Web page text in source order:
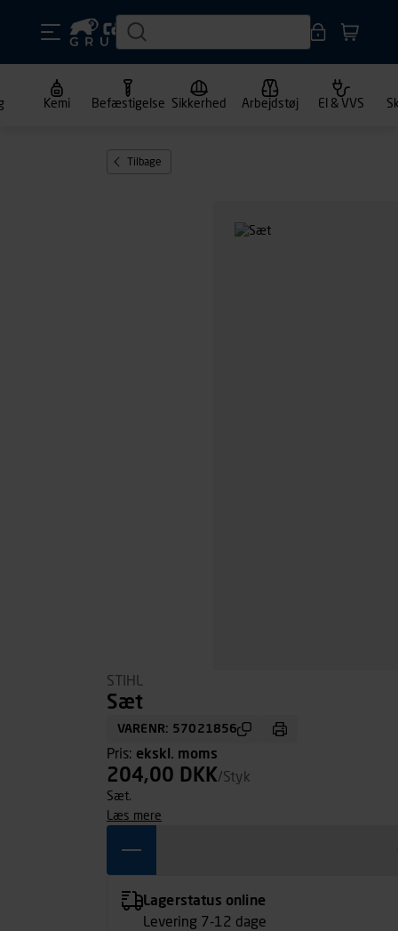
Kemi Befæstigelse Sikkerhed Arbejdstøj El & VVS
Tilbage
STIHL
Sæt
VARENR: 57021856
Pris: ekskl. moms
204,00 DKK/Styk
Sæt.
læs mere
Lagerstatus online
Levering 7-12 dage